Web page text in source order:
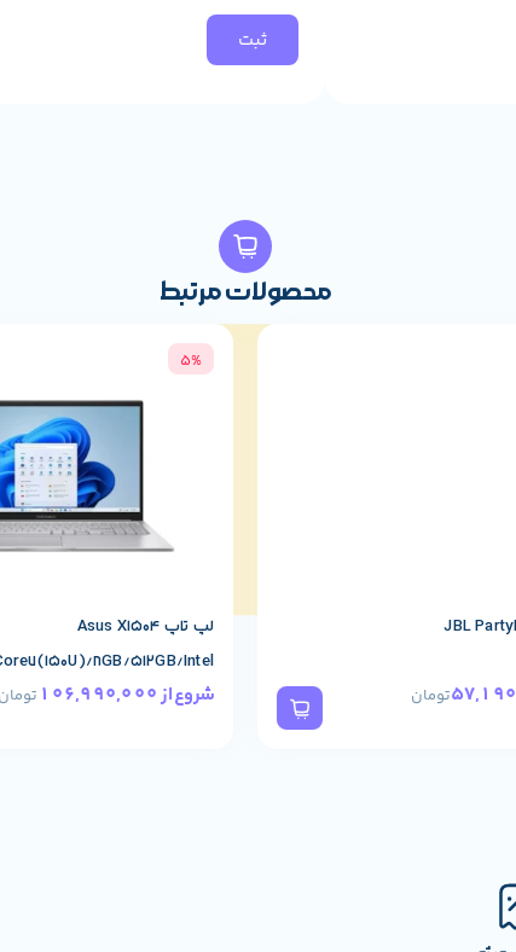
محصولات مرتبط
تومان
لپ تاپ Asus X1504
8GB/512GB/Intel
شروع از106,990,000 تومان
5%